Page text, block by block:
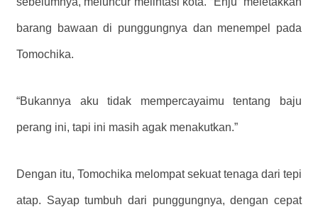
barang bawaan di punggungnya dan menempel pada
Tomochika.
“Bukannya aku tidak mempercayaimu tentang baju
perang ini, tapi ini masih agak menakutkan.”
Dengan itu, Tomochika melompat sekuat tenaga dari tepi
atap. Sayap tumbuh dari punggungnya, dengan cepat